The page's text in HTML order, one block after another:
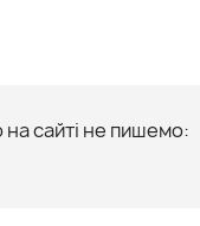
сайті не пишемо: